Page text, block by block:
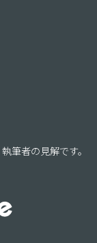
筆者の見解です。